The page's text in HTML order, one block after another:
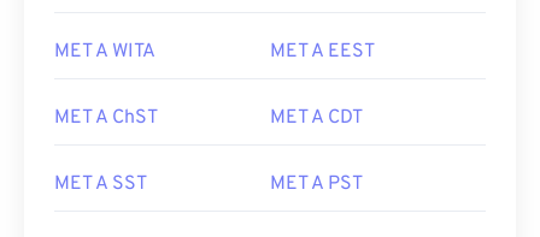
MET A WITA MET A EEST
MET A ChST MET A CDT
MET A SST MET A PST